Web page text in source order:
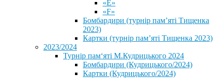
«Е»
«F»
Бомбардири (турнір пам’яті Тищенка
2023)
Картки (турнір пам’яті Тищенка 2023)
2023/2024
⁨Турнір пам‘яті М.Кудрицького 2024
Бомбардири (Кудрицького/2024)
Картки (Кудрицького/2024)